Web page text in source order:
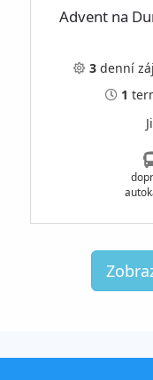
Advent na
3 denní
1